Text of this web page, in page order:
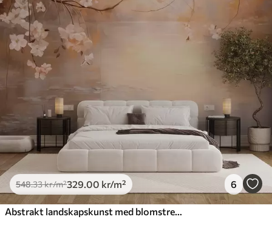
548.33kr/m²329 .00 kr/m² 6